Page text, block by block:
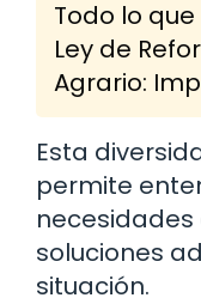
Todo lo
Ley de
Agrario:
Esta
permite
necesidades
soluciones
situación.